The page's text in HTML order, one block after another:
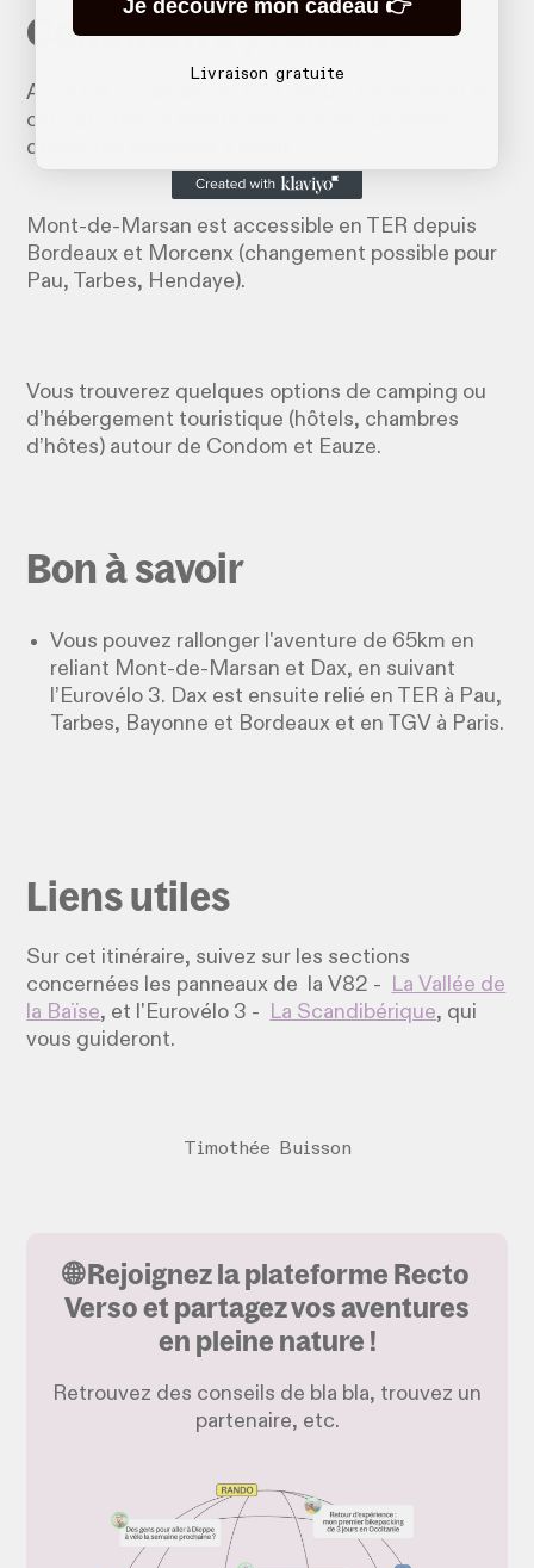
Comment s'y rendre ?
Auch est accesible en TER depuis Toulouse et en
car TER depuis Montauban (emport de vélos
démontés possibles à bord).
Mont-de-Marsan est accessible en TER depuis
Bordeaux et Morcenx (changement possible pour
Pau, Tarbes, Hendaye).
Vous trouverez quelques options de camping ou
d’hébergement touristique (hôtels, chambres
d’hôtes) autour de Condom et Eauze.
Bon à savoir
Vous pouvez rallonger l'aventure de 65km en
reliant Mont-de-Marsan et Dax, en suivant
l’Eurovélo 3. Dax est ensuite relié en TER à Pau,
Tarbes, Bayonne et Bordeaux et en TGV à Paris.
Liens utiles
Sur cet itinéraire, suivez sur les sections
concernées les panneaux de la V82 -
La Vallée de
la Baïse, et l'Eurovélo 3 - La Scandibérique, qui
vous guideront.
Timothée Buisson
🌐 Rejoignez la plateforme Recto
Verso et partagez vos aventures
en pleine nature !
Retrouvez des conseils de bla bla, trouvez un
partenaire, etc.
Je découvre mon cadeau 👉
Livraison gratuite